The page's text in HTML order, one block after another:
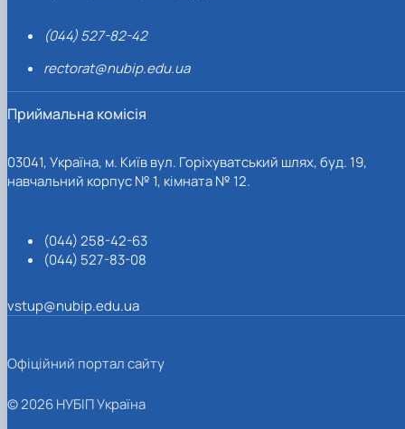
(044) 527-82-42
rectorat@nubip.edu.ua
Приймальна комісія
03041, Україна, м. Київ вул. Горіхуватський шлях, буд. 19,
навчальний корпус № 1, кімната № 12.
(044) 258-42-63
(044) 527-83-08
vstup@nubip.edu.ua
Офіційний портал сайту
© 2026 НУБІП Україна